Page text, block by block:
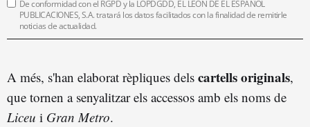
De conformidad con el RGPD y la LOPDGDD, EL LEÓN DE EL ESPAÑOL
PUBLICACIONES, S.A. tratará los datos facilitados con la finalidad de remitirle
noticias de actualidad.
A més, s'han elaborat rèpliques dels cartells originals,
que tornen a senyalitzar els accessos amb els noms de
Liceu i Gran Metro.